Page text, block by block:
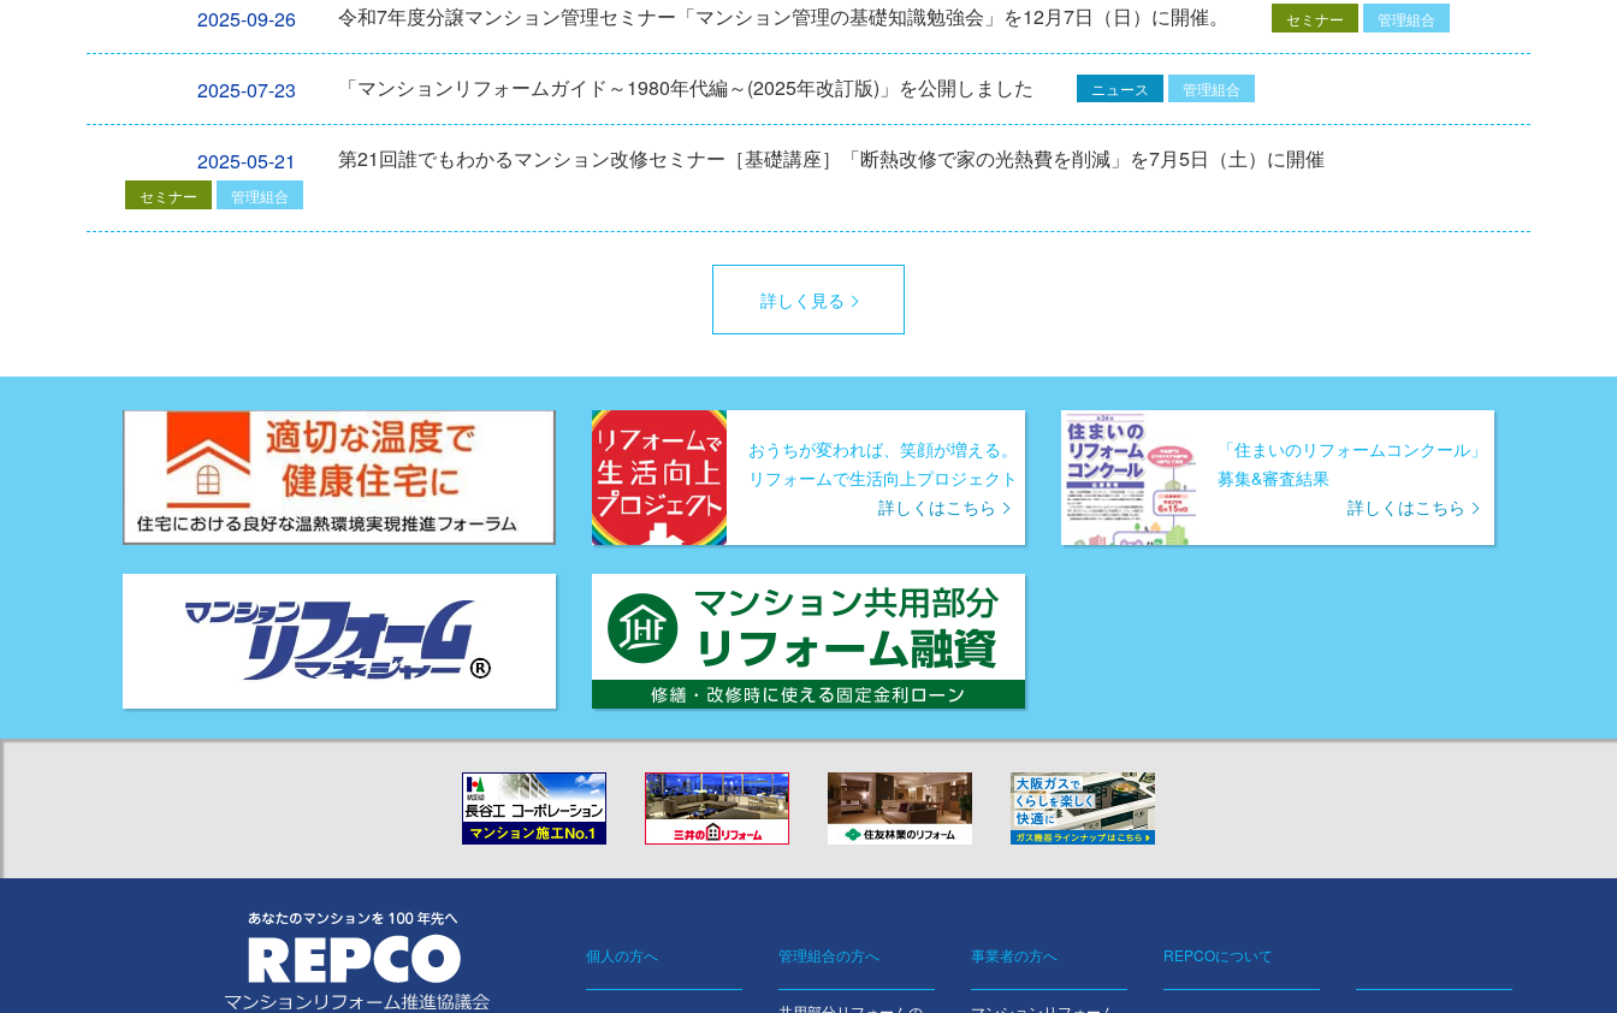
2025-09-26 令和7年度分譲マンション管理セミナー「マンション管理の基礎知識勉強会」を12⽉7⽇（⽇）に開催。 セミナー 管理組合
2025-07-23 「マンションリフォームガイド～1980年代編～(2025年改訂版)」を公開しました ニュース 管理組合
2025-05-21 第21回誰でもわかるマンション改修セミナー［基礎講座］「断熱改修で家の光熱費を削減」を7月5日（土）に開催
セミナー 管理組合
詳しく見る
おうちが変われば、笑顔が増える。
リフォームで生活向上プロジェクト
詳しくはこちら
「住まいのリフォームコンクール」
募集&審査結果
詳しくはこちら
Footer
個人の方へ 管理組合の方へ 事業者の方へ REPCOについて